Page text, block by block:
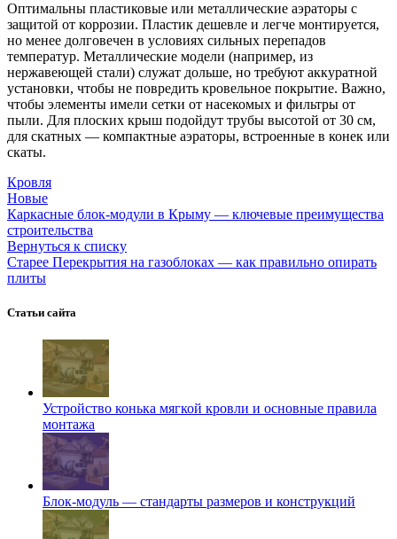
Оптимальны пластиковые или металлические аэраторы с
защитой от коррозии. Пластик дешевле и легче монтируется,
но менее долговечен в условиях сильных перепадов
температур. Металлические модели (например, из
нержавеющей стали) служат дольше, но требуют аккуратной
установки, чтобы не повредить кровельное покрытие. Важно,
чтобы элементы имели сетки от насекомых и фильтры от
пыли. Для плоских крыш подойдут трубы высотой от 30 см,
для скатных — компактные аэраторы, встроенные в конек или
скаты.
Кровля
Новые
Каркасные блок-модули в Крыму — ключевые преимущества
строительства
Вернуться к списку
Старее Перекрытия на газоблоках — как правильно опирать
плиты
Статьи сайта
Устройство конька мягкой кровли и основные правила
монтажа
Блок-модуль — стандарты размеров и конструкций